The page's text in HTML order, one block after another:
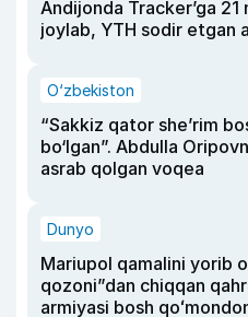
Andijonda Tracker’ga 21
joylab, YTH sodir etgan
O‘zbekiston
“Sakkiz qator she’rim
bo‘lgan”. Abdulla
asrab qolgan voqea
Dunyo
Mariupol qamalini yorib
qozoni”dan chiqqan
armiyasi bosh